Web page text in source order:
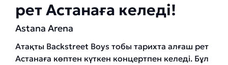
рет Астанаға келеді!
Astana Arena
Атақты Backstreet Boys тобы тарихта алғаш рет
Астанаға көптен күткен концертпен келеді. Бұл